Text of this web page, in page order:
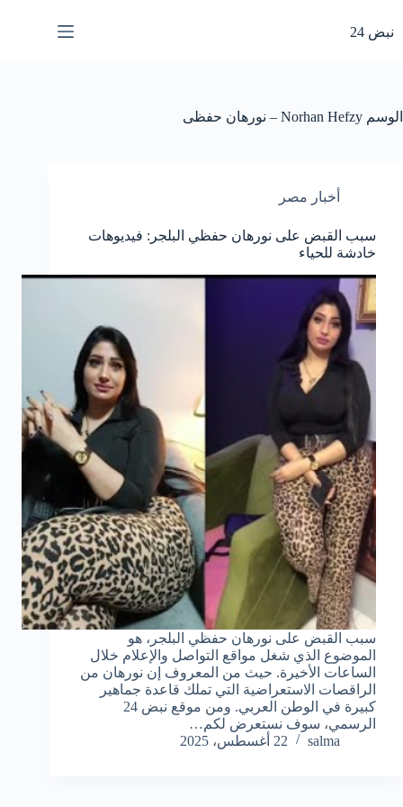
المحتوى
نبض 24
الوسم
أخبار مصر
سبب القبض على نورهان حفظي البلجر: فيديوهات
خادشة للحياء
سبب القبض على نورهان حفظي البلجر، هو
الموضوع الذي شغل مواقع التواصل والإعلام خلال
الساعات الأخيرة. حيث من المعروف إن نورهان من
الراقصات الاستعراضية التي تملك قاعدة جماهير
كبيرة في الوطن العربي. ومن موقع نبض 24
الرسمي، سوف نستعرض لكم…
salma
22 أغسطس، 2025